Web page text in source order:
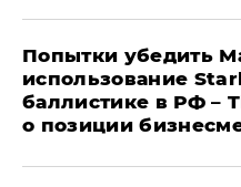
Попытки убедить
использование
баллистике в РФ –
о позиции